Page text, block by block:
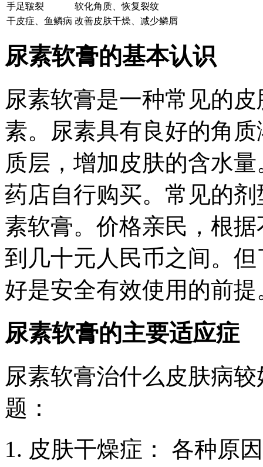
手足皲裂
软化角质、恢复裂纹
干皮症、鱼鳞病 改善皮肤干燥、减少鳞屑
尿素软膏的基本认识
尿素软膏是一种常见的
素。尿素具有良好的角
质层，增加皮肤的含水
药店自行购买。常见的
素软膏。价格亲民，根
到几十元人民币之间。
好是安全有效使用的前提
尿素软膏的主要适应症
尿素软膏治什么皮肤病
题：
1. 皮肤干燥症： 各种原